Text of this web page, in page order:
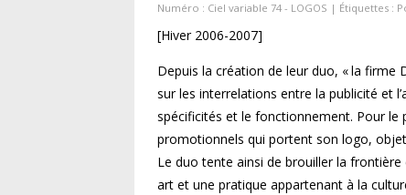
Numéro : Ciel variable 74 - LOGOS | Étiquettes :
[Hiver 2006-2007]
Depuis la création de leur duo, « la firme
sur les interrelations entre la publicité et
spécificités et le fonctionnement. Pour le
promotionnels qui portent son logo,
Le duo tente ainsi de brouiller la frontière
art et une pratique appartenant à la